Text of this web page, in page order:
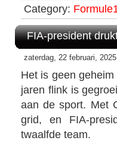
Category:
FIA-president
zaterdag, 22 februari, 2025
Het is geen
jaren flink is
aan de sport. Met
grid, en FIA-
twaalfde team.